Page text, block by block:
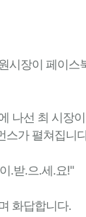
시장이 페이스
나선 최 시장
스가 펼쳐집니
.받.으.세.요!"
화답합니다.